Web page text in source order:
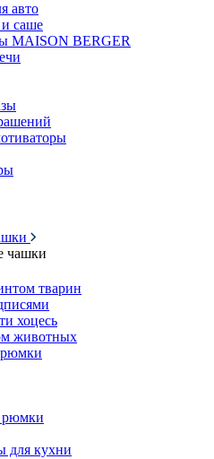
авто
саше
MAISON BERGER
чашки
тварин
хоцесь
животных
рюмки
для кухни